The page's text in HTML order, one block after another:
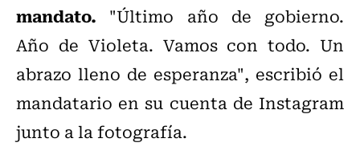
mandato. "Último año de gobierno.
Año de Violeta. Vamos con todo. Un
abrazo lleno de esperanza", escribió el
mandatario en su cuenta de Instagram
junto a la fotografía.